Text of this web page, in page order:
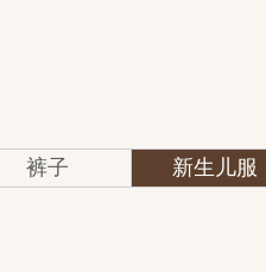
裤子 新生儿服